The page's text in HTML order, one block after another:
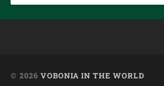
© 2026 VOBONIA IN THE WORLD